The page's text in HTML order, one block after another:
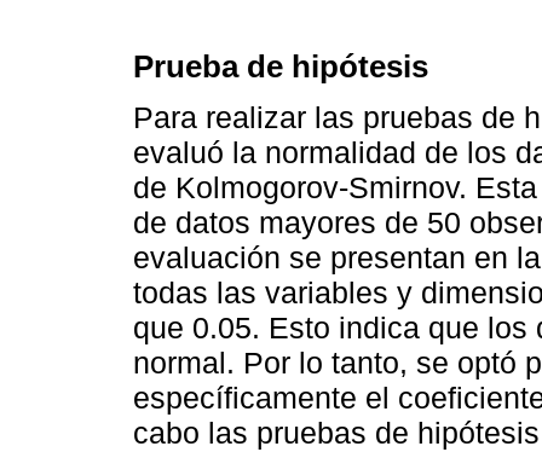
Prueba de hipótesis
Para realizar las pruebas de
evaluó la normalidad de los
de Kolmogorov-Smirnov.
de datos mayores de 50
evaluación se presentan en
todas las variables y
que 0.05. Esto indica que
normal. Por lo tanto, se optó
específicamente el
cabo las pruebas de